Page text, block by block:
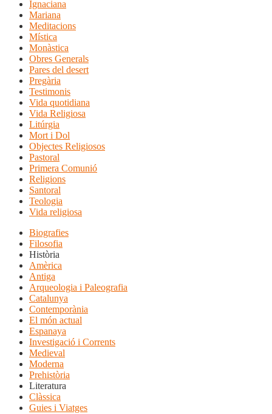
Ignaciana
Mariana
Meditacions
Mística
Monàstica
Obres Generals
Pares del desert
Pregària
Testimonis
Vida quotidiana
Vida Religiosa
Litúrgia
Mort i Dol
Objectes Religiosos
Pastoral
Primera Comunió
Religions
Santoral
Teologia
Vida religiosa
Biografies
Filosofia
Història
Amèrica
Antiga
Arqueologia i Paleografia
Catalunya
Contemporània
El món actual
Espanaya
Investigació i Corrents
Medieval
Moderna
Prehistòria
Literatura
Clàssica
Guies i Viatges